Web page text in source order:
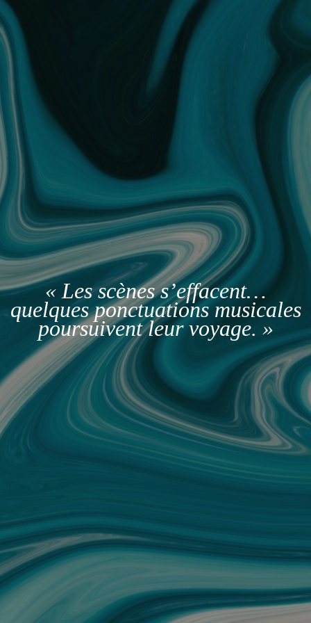
« Les scènes s’effacent…
quelques ponctuations musicales
poursuivent leur voyage. »